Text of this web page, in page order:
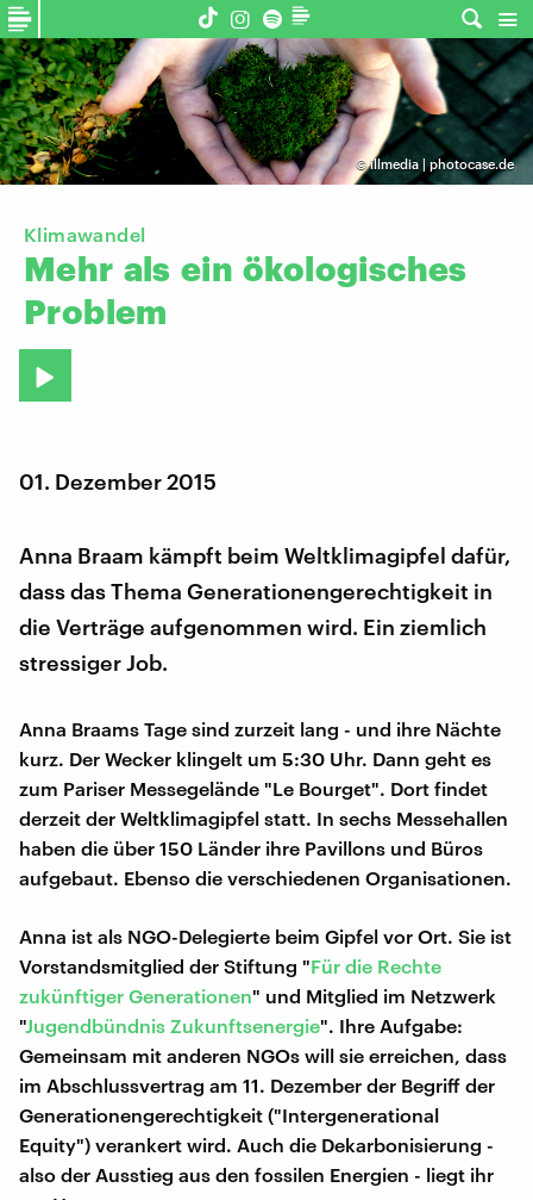
©illmedia | photocase.de
Klimawandel
Mehr als ein ökologisches
Problem
01. Dezember 2015
Anna Braam kämpft beim Weltklimagipfel dafür,
dass das Thema Generationengerechtigkeit in
die Verträge aufgenommen wird. Ein ziemlich
stressiger Job.
Anna Braams Tage sind zurzeit lang - und ihre Nächte
kurz. Der Wecker klingelt um 5:30 Uhr. Dann geht es
zum Pariser Messegelände "Le Bourget". Dort findet
derzeit der Weltklimagipfel statt. In sechs Messehallen
haben die über 150 Länder ihre Pavillons und Büros
aufgebaut. Ebenso die verschiedenen Organisationen.
Anna ist als NGO-Delegierte beim Gipfel vor Ort. Sie ist
Vorstandsmitglied der Stiftung "Für die Rechte
zukünftiger Generationen" und Mitglied im Netzwerk
"Jugendbündnis Zukunftsenergie". Ihre Aufgabe:
Gemeinsam mit anderen NGOs will sie erreichen, dass
im Abschlussvertrag am 11. Dezember der Begriff der
Generationengerechtigkeit ("Intergenerational
Equity") verankert wird. Auch die Dekarbonisierung -
also der Ausstieg aus den fossilen Energien - liegt ihr